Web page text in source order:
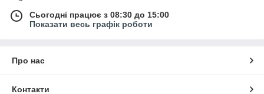
Сьогодні працює з 08:30 до 15:00
Показати весь графік роботи
Про нас
Контакти